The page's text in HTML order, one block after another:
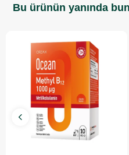
Bu ürünün yanında